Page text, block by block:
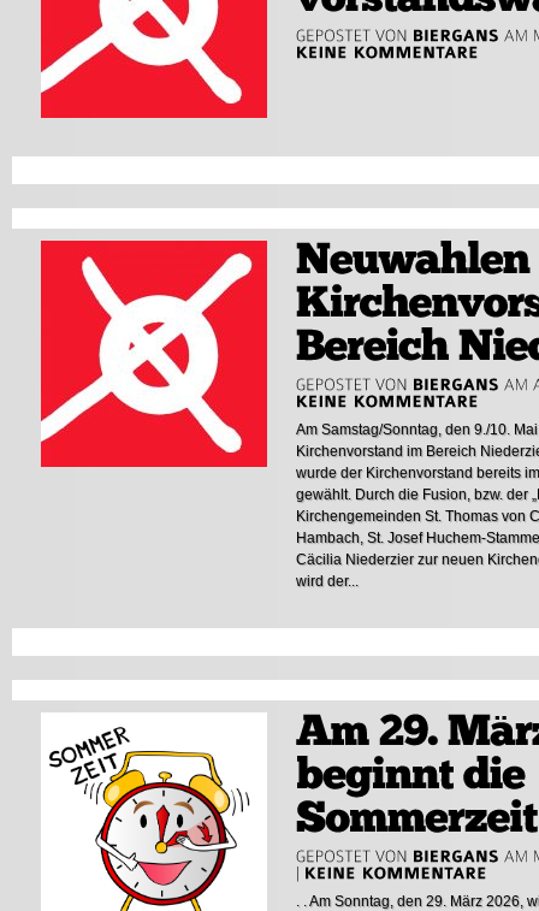
Am Samstag/Sonntag, den 9./10.
Kirchenvorstand im Bereich
wurde der Kirchenvorstand bereits
gewählt. Durch die Fusion, bzw. der
Kirchengemeinden St. Thomas von
Hambach, St. Josef Huchem-
Cäcilia Niederzier zur neuen
wird der...
. . Am Sonntag, den 29. März 2026,